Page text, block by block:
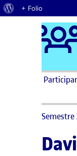
Quant al WordPress
+ Folio
Saltar al contingut
Semestre